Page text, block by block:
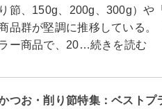
節、150g、200g、300g）や
品群が堅調に推移している
ー商品で、20…続きを読む
つお・削り節特集：ベスト